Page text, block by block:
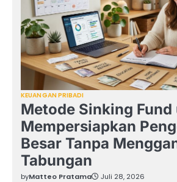
KEUANGAN PRIBADI
Metode Sinking
Mempersiapkan
Besar Tanpa
Tabungan
byMatteo Pratama Juli 28, 2026